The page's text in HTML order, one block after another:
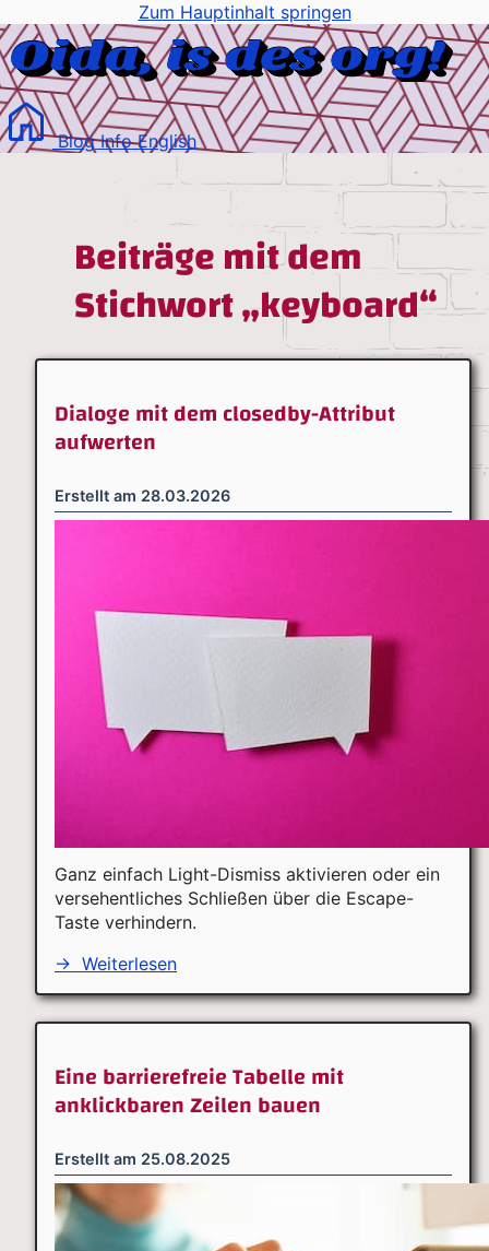
Zum Hauptinhalt springen
BlogInfoEnglish
Beiträge mit dem
Stichwort „keyboard“
Dialoge mit dem closedby-Attribut
aufwerten
Erstellt am 28.03.2026
Ganz einfach Light-Dismiss aktivieren oder ein
versehentliches Schließen über die Escape-
Taste verhindern.
→ Weiterlesen
Eine barrierefreie Tabelle mit
anklickbaren Zeilen bauen
Erstellt am 25.08.2025